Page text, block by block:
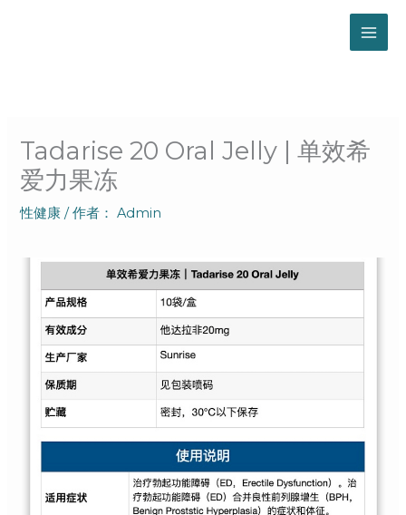
Tadarise 20 Oral Jelly | 单效希
爱力果冻
性健康 / 作者： Admin